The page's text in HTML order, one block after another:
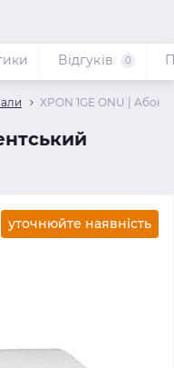
XPON 1GE ONU |
Відгуків 0
уточнюйте наявність